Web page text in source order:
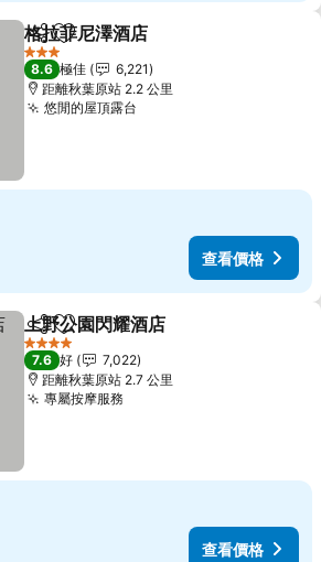
分享 放到收藏夾
格拉菲尼澤酒店
3 星級
8.6 極佳
6,221
距離秋葉原站 2.2 公里
悠閒的屋頂露台
查看價格
分享 放到收藏夾
上野公園閃耀酒店
4 星級
7.6 好
7,022
距離秋葉原站 2.7 公里
專屬按摩服務
查看價格